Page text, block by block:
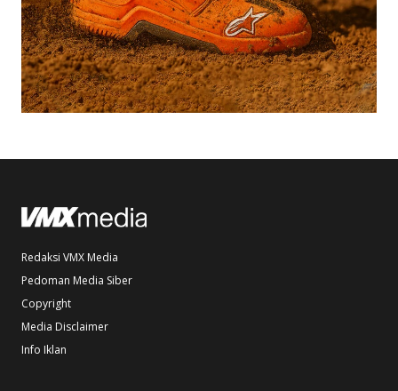
Redaksi VMX Media
Pedoman Media Siber
Copyright
Media Disclaimer
Info Iklan